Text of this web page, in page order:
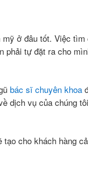
ở đâu tốt. Việc
phải tự đặt ra cho
bác sĩ chuyên khoa
dịch vụ của chúng
cho khách hàng